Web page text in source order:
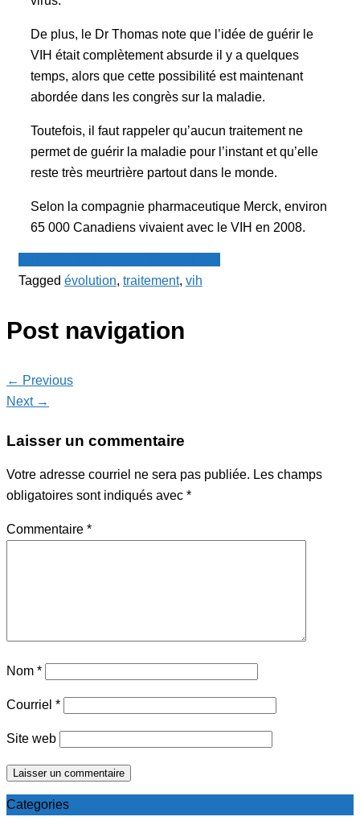
De plus, le Dr Thomas note que l’idée de guérir le
VIH était complètement absurde il y a quelques
temps, alors que cette possibilité est maintenant
abordée dans les congrès sur la maladie.
Toutefois, il faut rappeler qu’aucun traitement ne
permet de guérir la maladie pour l’instant et qu’elle
reste très meurtrière partout dans le monde.
Selon la compagnie pharmaceutique Merck, environ
65 000 Canadiens vivaient avec le VIH en 2008.
Tagged évolution, traitement, vih
Post navigation
← Previous
Next →
Laisser un commentaire
Votre adresse courriel ne sera pas publiée. Les champs
obligatoires sont indiqués avec *
Commentaire *
Nom *
Courriel *
Site web
Categories